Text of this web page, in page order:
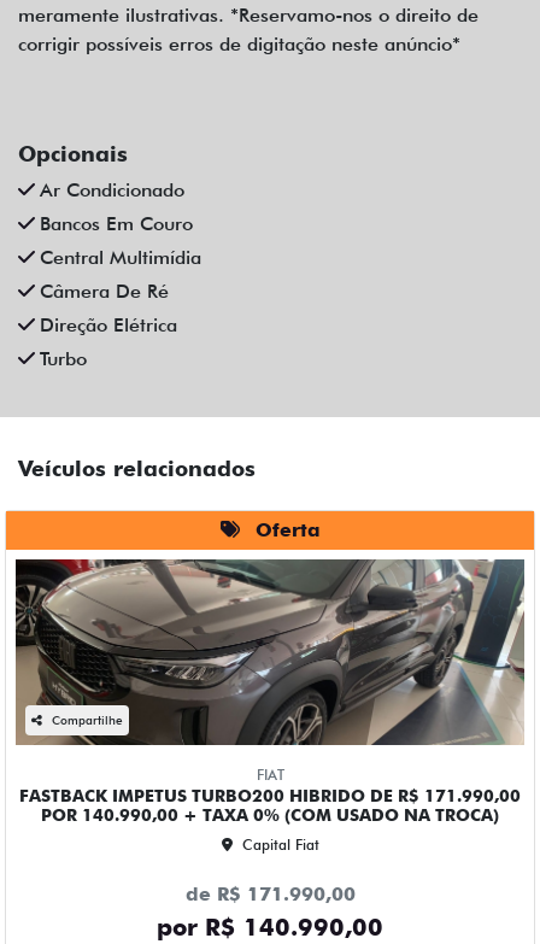
meramente ilustrativas. *Reservamo-nos o direito de
corrigir possíveis erros de digitação neste anúncio*
Opcionais
Ar Condicionado
Bancos Em Couro
Central Multimídia
Câmera De Ré
Direção Elétrica
Turbo
Veículos relacionados
Oferta
Compartilhe
FIAT
FASTBACK IMPETUS TURBO200 HIBRIDO DE R$ 171.990,00
POR 140.990,00 + TAXA 0% (COM USADO NA TROCA)
Capital Fiat
de R$ 171.990,00
por R$ 140.990,00